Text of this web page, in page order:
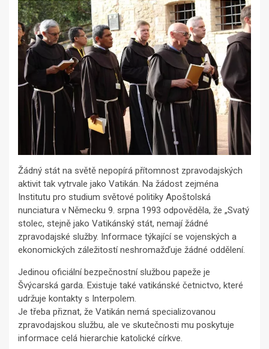
Žádný stát na světě nepopírá přítomnost zpravodajských
aktivit tak vytrvale jako Vatikán. Na žádost zejména
Institutu pro studium světové politiky Apoštolská
nunciatura v Německu 9. srpna 1993 odpověděla, že „Svatý
stolec, stejně jako Vatikánský stát, nemají žádné
zpravodajské služby. Informace týkající se vojenských a
ekonomických záležitostí neshromažďuje žádné oddělení.
Jedinou oficiální bezpečnostní službou papeže je
Švýcarská garda. Existuje také vatikánské četnictvo, které
udržuje kontakty s Interpolem.
Je třeba přiznat, že Vatikán nemá specializovanou
zpravodajskou službu, ale ve skutečnosti mu poskytuje
informace celá hierarchie katolické církve.